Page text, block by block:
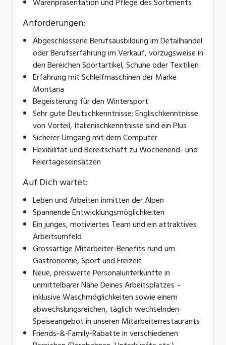
Anforderungen:
Abgeschlossene Berufsausbildung im Detailhandel
oder Berufserfahrung im Verkauf, vorzugsweise in
den Bereichen Sportartikel, Schuhe oder Textilien
Erfahrung mit Schleifmaschinen der Marke
Montana
Begeisterung für den Wintersport
Sehr gute Deutschkenntnisse; Englischkenntnisse
von Vorteil, Italienischkenntnisse sind ein Plus
Sicherer Umgang mit dem Computer
Flexibilität und Bereitschaft zu Wochenend- und
Feiertageseinsätzen
Auf Dich wartet:
Leben und Arbeiten inmitten der Alpen
Spannende Entwicklungsmöglichkeiten
Ein junges, motiviertes Team und ein attraktives
Arbeitsumfeld
Grossartige Mitarbeiter-Benefits rund um
Gastronomie, Sport und Freizeit
Neue, preiswerte Personalunterkünfte in
unmittelbarer Nähe Deines Arbeitsplatzes –
inklusive Waschmöglichkeiten sowie einem
abwechslungsreichen, täglich wechselnden
Speiseangebot in unseren Mitarbeiterrestaurants
Friends-&-Family-Rabatte in verschiedenen